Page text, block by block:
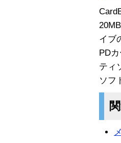
イブ
PD
ティ
ソフ